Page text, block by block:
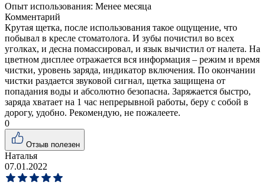
Опыт использования: Менее месяца
Комментарий
Крутая щетка, после использования такое ощущение, что
побывал в кресле стоматолога. И зубы почистил во всех
уголках, и десна помассировал, и язык вычистил от налета. На
цветном дисплее отражается вся информация – режим и время
чистки, уровень заряда, индикатор включения. По окончании
чистки раздается звуковой сигнал, щетка защищена от
попадания воды и абсолютно безопасна. Заряжается быстро,
заряда хватает на 1 час непрерывной работы, беру с собой в
дорогу, удобно. Рекомендую, не пожалеете.
0
Отзыв полезен
Наталья
07.01.2022